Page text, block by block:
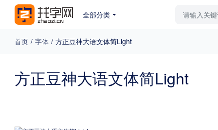
全部分类
最新字体
免费下载 收费下载 更多
首页 / 字体 / 方正豆神大语文体简Light
方正豆神大语文体简Light